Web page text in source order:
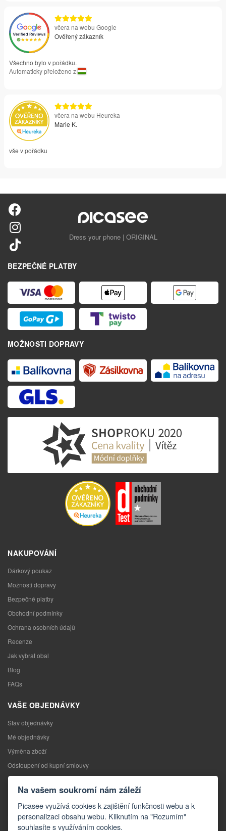
včera na webu Google
Ověřený zákazník
Všechno bylo v pořádku.
Automaticky přeloženo z
včera na webu Heureka
Marie K.
vše v pořádku
Dress your phone | ORIGINAL
BEZPEČNÉ PLATBY
MOŽNOSTI DOPRAVY
NAKUPOVÁNÍ
Dárkový poukaz
Možnosti dopravy
Bezpečné platby
Obchodní podmínky
Ochrana osobních údajů
Recenze
Jak vybrat obal
Blog
FAQs
VAŠE OBJEDNÁVKY
Stav objednávky
Mé objednávky
Výměna zboží
Odstoupení od kupní smlouvy
Reklamace
Kontakty
Na vašem soukromí nám záleží
Picasee využívá cookies k zajištění funkčnosti webu a k
personalizaci obsahu webu. Kliknutím na "Rozumím"
souhlasíte s využíváním cookies.